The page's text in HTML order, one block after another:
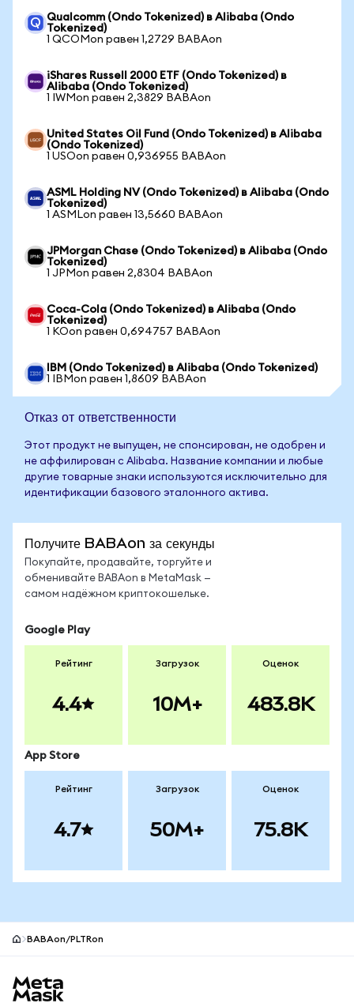
Qualcomm (Ondo Tokenized) в Alibaba (Ondo
Tokenized)
1 QCOMon равен 1,2729 BABAon
iShares Russell 2000 ETF (Ondo Tokenized) в
Alibaba (Ondo Tokenized)
1 IWMon равен 2,3829 BABAon
United States Oil Fund (Ondo Tokenized) в Alibaba
(Ondo Tokenized)
1 USOon равен 0,936955 BABAon
ASML Holding NV (Ondo Tokenized) в Alibaba (Ondo
Tokenized)
1 ASMLon равен 13,5660 BABAon
JPMorgan Chase (Ondo Tokenized) в Alibaba (Ondo
Tokenized)
1 JPMon равен 2,8304 BABAon
Coca-Cola (Ondo Tokenized) в Alibaba (Ondo
Tokenized)
1 KOon равен 0,694757 BABAon
IBM (Ondo Tokenized) в Alibaba (Ondo Tokenized)
1 IBMon равен 1,8609 BABAon
Отказ от ответственности
Этот продукт не выпущен, не спонсирован, не одобрен и
не аффилирован с Alibaba. Название компании и любые
другие товарные знаки используются исключительно для
идентификации базового эталонного актива.
Получите BABAon за секунды
Покупайте, продавайте, торгуйте и
обменивайте BABAon в MetaMask —
самом надёжном криптокошельке.
Google Play
Рейтинг
4.4
Загрузок
10M+
Оценок
483.8K
App Store
Рейтинг
4.7
Загрузок
50M+
Оценок
75.8K
BABAon/PLTRon